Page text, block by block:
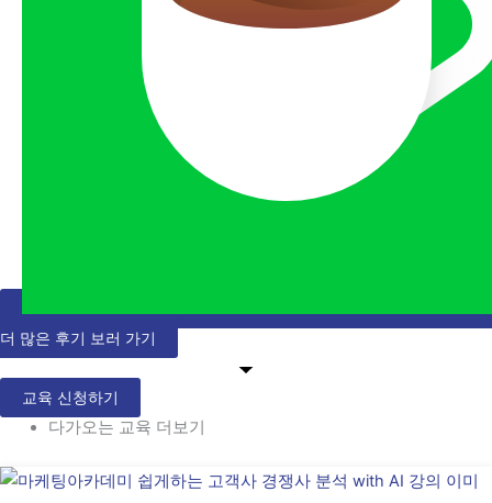
더 많은 후기 보러 가기
교육 신청하기
다가오는 교육 더보기